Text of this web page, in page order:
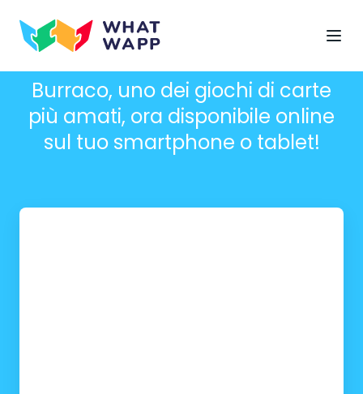
Entra nell’emozionante mondo di
Burraco, uno dei giochi di carte
più amati, ora disponibile online
sul tuo smartphone o tablet!